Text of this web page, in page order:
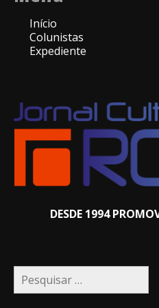
Início
Colunistas
Expediente
DESDE 1994
Pesquisar
por: